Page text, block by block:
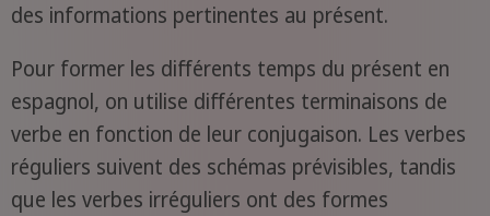
des informations pertinentes au présent.
Pour former les différents temps du présent en
espagnol, on utilise différentes terminaisons de
verbe en fonction de leur conjugaison. Les verbes
réguliers suivent des schémas prévisibles, tandis
que les verbes irréguliers ont des formes